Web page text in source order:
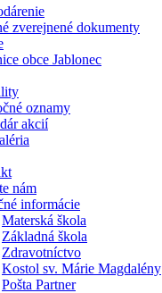
zverejnené dokumenty
obce Jablonec
oznamy
akcií
nám
informácie
Materská škola
Základná škola
Zdravotníctvo
Kostol sv. Márie Magdalény
Pošta Partner